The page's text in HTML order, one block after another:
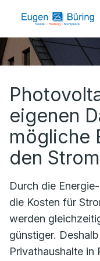
eigenen
mögliche
den
Durch die
die Kosten für
werden
günstiger.
Privathaushalte in